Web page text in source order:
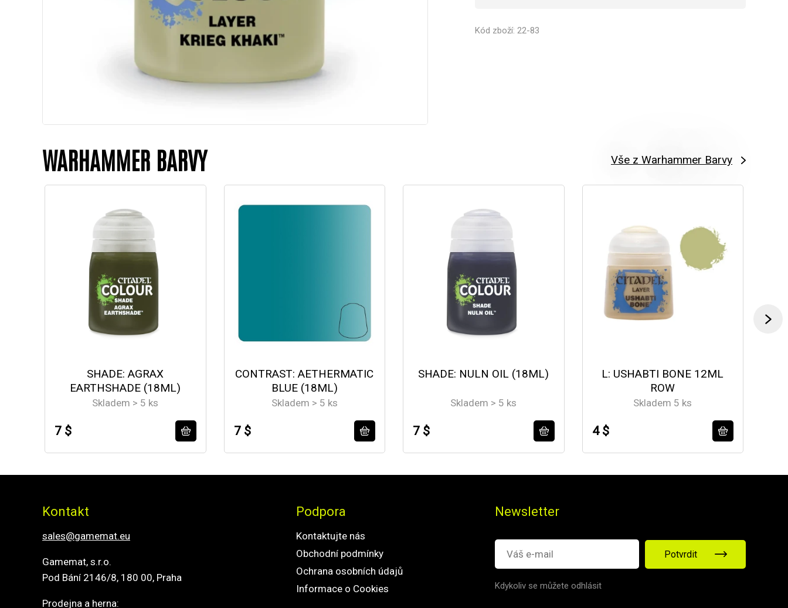
Kód zboží: 22-83
WARHAMMER BARVY Vše z Warhammer Barvy
SHADE: AGRAX
EARTHSHADE (18ML)
Skladem > 5 ks
7 $
CONTRAST: AETHERMATIC
BLUE (18ML)
Skladem > 5 ks
7 $
SHADE: NULN OIL (18ML)
Skladem > 5 ks
7 $
L: USHABTI BONE 12ML
ROW
Skladem 5 ks
4 $
Kontakt
sales@gamemat.eu
Gamemat, s.r.o.
Pod Bání 2146/8, 180 00, Praha
Prodejna a herna:
Podpora
Kontaktujte nás
Obchodní podmínky
Ochrana osobních údajů
Informace o Cookies
Newsletter
Potvrdit
Kdykoliv se můžete odhlásit